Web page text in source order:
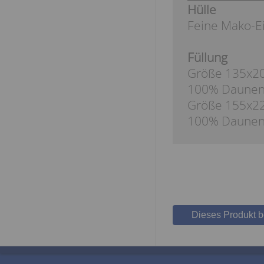
Hülle
Feine Mako-
Füllung
Größe
100% Daunen
Größe
100% Daunen
Dieses Produkt